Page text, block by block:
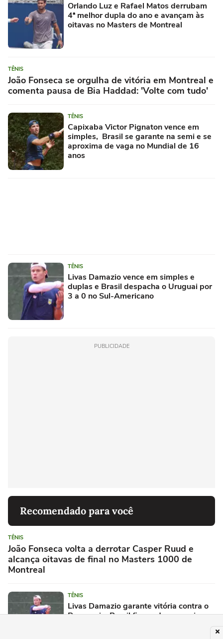
Orlando Luz e Rafael Matos derrubam
4ª melhor dupla do ano e avançam às
oitavas no Masters de Montreal
TÊNIS
João Fonseca se orgulha de vitória em Montreal e
comenta pausa de Bia Haddad: 'Volte com tudo'
TÊNIS
Capixaba Victor Pignaton vence em
simples, Brasil se garante na semi e se
aproxima de vaga no Mundial de 16
anos
TÊNIS
Livas Damazio vence em simples e
duplas e Brasil despacha o Uruguai por
3 a 0 no Sul-Americano
PUBLICIDADE
Recomendado para você
TÊNIS
João Fonseca volta a derrotar Casper Ruud e
alcança oitavas de final no Masters 1000 de
Montreal
TÊNIS
Livas Damazio garante vitória contra o
Paraguai e Brasil fica cada vez mais